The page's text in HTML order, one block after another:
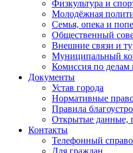
Физкультура и
Молодёжная
Семья, опека и
Общественный
Внешние связи и
Муниципальный
Комиссия по делам
Документы
Устав города
Нормативные
Правила
Открытые данные,
Контакты
Телефонный
Для граждан